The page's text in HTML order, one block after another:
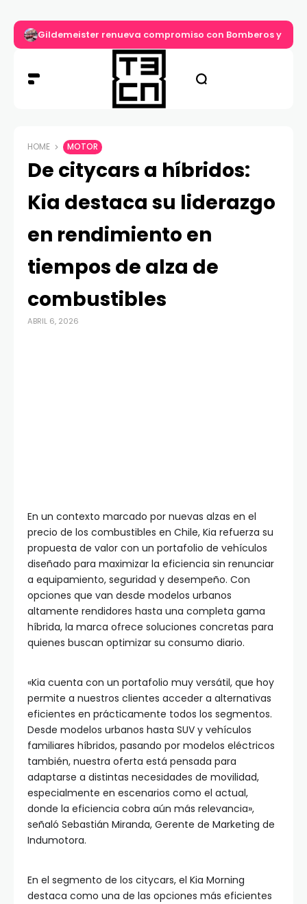
Gildemeister renueva compromiso con Bomberos y
HOME MOTOR
De citycars a híbridos:
Kia destaca su liderazgo
en rendimiento en
tiempos de alza de
combustibles
ABRIL 6, 2026
En un contexto marcado por nuevas alzas en el
precio de los combustibles en Chile, Kia refuerza su
propuesta de valor con un portafolio de vehículos
diseñado para maximizar la eficiencia sin renunciar
a equipamiento, seguridad y desempeño. Con
opciones que van desde modelos urbanos
altamente rendidores hasta una completa gama
híbrida, la marca ofrece soluciones concretas para
quienes buscan optimizar su consumo diario.
«Kia cuenta con un portafolio muy versátil, que hoy
permite a nuestros clientes acceder a alternativas
eficientes en prácticamente todos los segmentos.
Desde modelos urbanos hasta SUV y vehículos
familiares híbridos, pasando por modelos eléctricos
también, nuestra oferta está pensada para
adaptarse a distintas necesidades de movilidad,
especialmente en escenarios como el actual,
donde la eficiencia cobra aún más relevancia»,
señaló Sebastián Miranda, Gerente de Marketing de
Indumotora.
En el segmento de los citycars, el Kia Morning
destaca como una de las opciones más eficientes